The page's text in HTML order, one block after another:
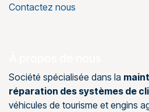
Contactez nous
Société spécialisée dans la
réparation des systèmes de
véhicules de tourisme et engins